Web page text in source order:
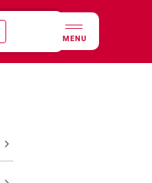
MENU